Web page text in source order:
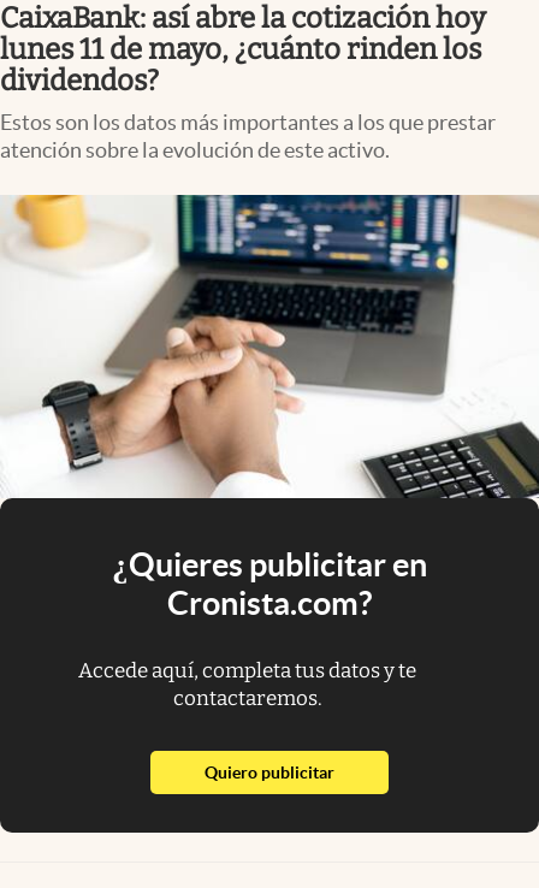
CaixaBank: así abre la cotización hoy
lunes 11 de mayo, ¿cuánto rinden los
dividendos?
Estos son los datos más importantes a los que prestar
atención sobre la evolución de este activo.
¿Quieres publicitar en
Cronista.com?
Accede aquí, completa tus datos y te
contactaremos.
Quiero publicitarabre en nueva pestaña